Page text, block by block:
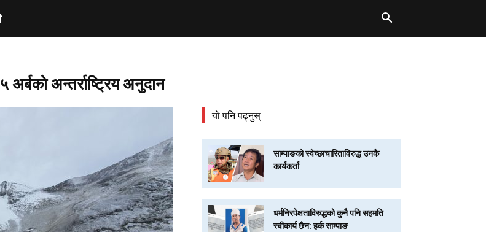
अन्तर्राष्ट्रिय अनुदान
याे पनि पढ्नुस्
साम्पाङको स्वेच्छाचारिताविरुद्ध उनकै
कार्यकर्ता
धर्मनिरपेक्षताविरुद्धको कुनै पनि सहमति
स्वीकार्य छैन: हर्क साम्पाङ